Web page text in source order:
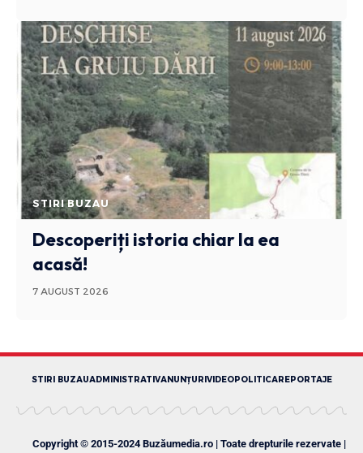
STIRI BUZAU
Descoperiți istoria chiar la ea
acasă!
7 AUGUST 2026
STIRI BUZAUADMINISTRATIVANUNȚURIVIDEOPOLITICAREPORTAJE
Copyright © 2015-2024 Buzăumedia.ro | Toate drepturile rezervate |